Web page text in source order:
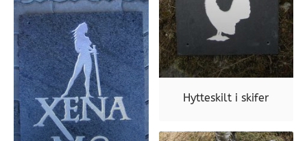
Hytteskilt i skifer